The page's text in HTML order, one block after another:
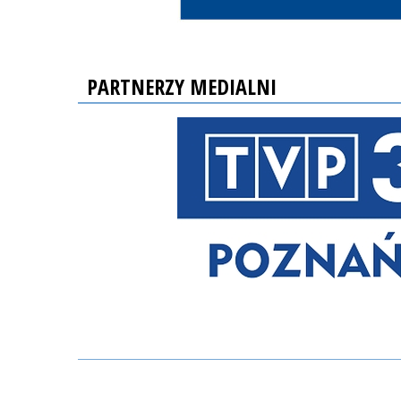
PARTNERZY MEDIALNI